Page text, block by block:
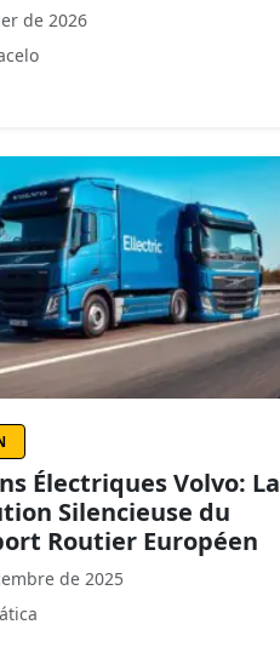
de 2026
Électriques Volvo: La
Silencieuse du
Routier Européen
de 2025